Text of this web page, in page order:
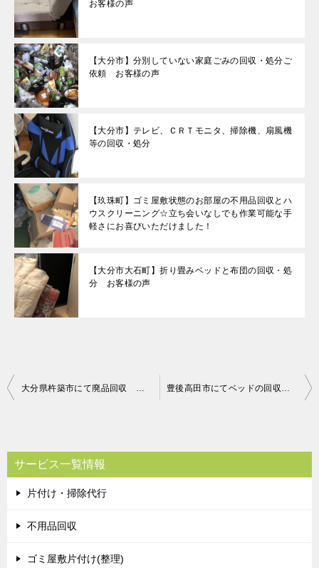
お客様の声
【大分市】分別していない家庭ごみの回収・処分ご
依頼 お客様の声
【大分市】テレビ、ＣＲＴモニタ、掃除機、扇風機
等の回収・処分
【玖珠町】ゴミ屋敷状態のお部屋の不用品回収とハ
ウスクリーニング☆立ち会いなしでも作業可能な手
軽さにお喜びいただけました！
【大分市大石町】折り畳みベッドと布団の回収・処
分 お客様の声
投
ビ
ゲ
ー
シ
大分県杵築市にて廃品回収 お客様の声 豊後高田市にてベッドの回収処分 お客さまの声
サービス一覧情報
片付け・掃除代行
不用品回収
ゴミ屋敷片付け(整理)